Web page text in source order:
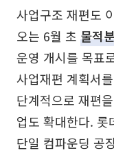
사업구조 재편도
오는 6월 초 물적
운영 개시를 목표
사업재편 계획서
단계적으로 재편
업도 확대한다. 롯
단일 컴파운딩 공